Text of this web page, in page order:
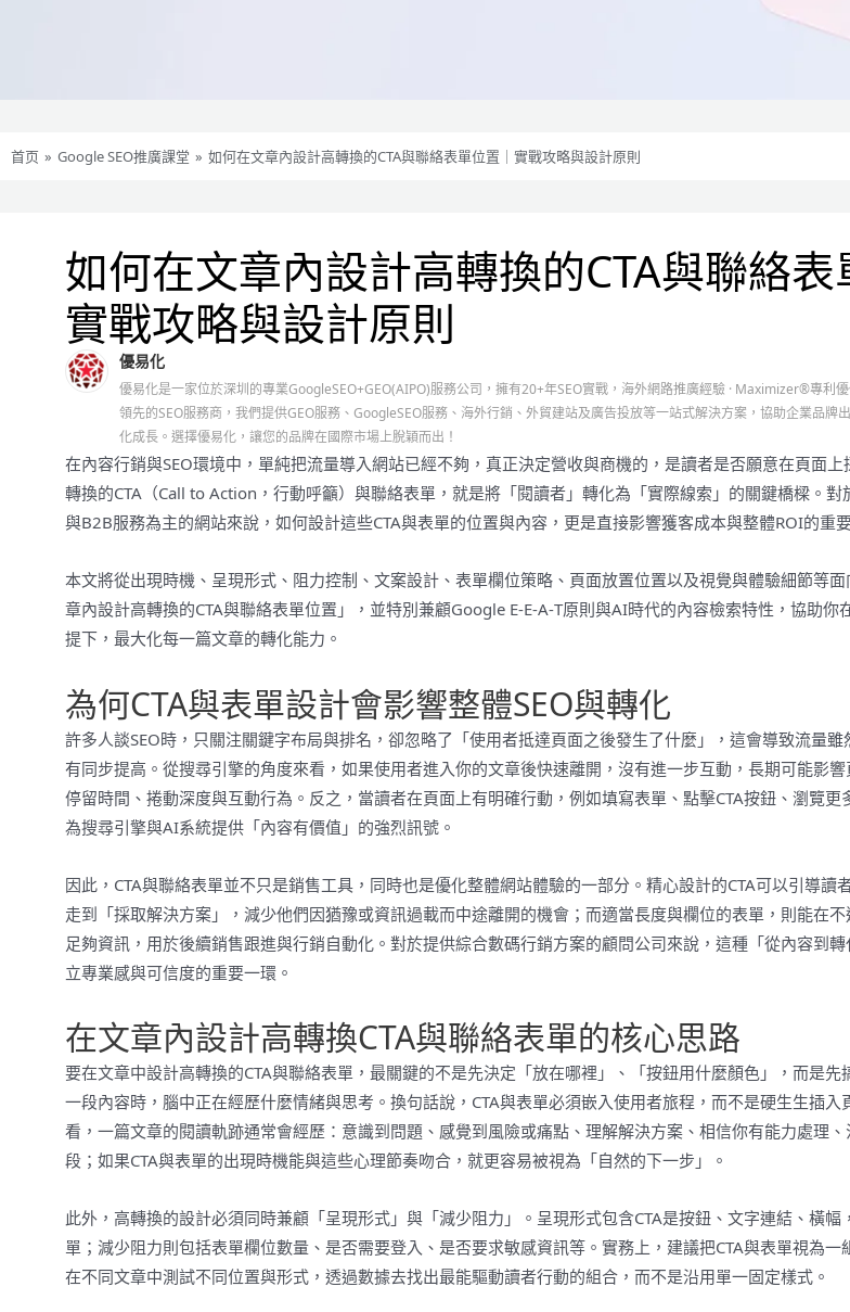
首页 » Google SEO推廣課堂 » 如何在文章內設計高轉換的CTA與聯絡表單位置｜實戰攻略與設計原則
如何在文章內設計高轉換的CTA與聯絡表
實戰攻略與設計原則
優易化
優易化是一家位於深圳的專業GoogleSEO+GEO(AIPO)服務公司，擁有20+年SEO實戰，海外網路推廣經驗 · Maximizer®專利
領先的SEO服務商，我們提供GEO服務、GoogleSEO服務、海外行銷、外貿建站及廣告投放等一站式解決方案，協助企業品牌
化成長。選擇優易化，讓您的品牌在國際市場上脫穎而出！
在內容行銷與SEO環境中，單純把流量導入網站已經不夠，真正決定營收與商機的，是讀者是否願意在頁面
轉換的CTA（Call to Action，行動呼籲）與聯絡表單，就是將「閱讀者」轉化為「實際線索」的關鍵橋樑。
與B2B服務為主的網站來說，如何設計這些CTA與表單的位置與內容，更是直接影響獲客成本與整體ROI的重
本文將從出現時機、呈現形式、阻力控制、文案設計、表單欄位策略、頁面放置位置以及視覺與體驗細節等
章內設計高轉換的CTA與聯絡表單位置」，並特別兼顧Google E‑E‑A‑T原則與AI時代的內容檢索特性，協助
提下，最大化每一篇文章的轉化能力。
為何CTA與表單設計會影響整體SEO與轉化
許多人談SEO時，只關注關鍵字布局與排名，卻忽略了「使用者抵達頁面之後發生了什麼」，這會導致流量
有同步提高。從搜尋引擎的角度來看，如果使用者進入你的文章後快速離開，沒有進一步互動，長期可能影
停留時間、捲動深度與互動行為。反之，當讀者在頁面上有明確行動，例如填寫表單、點擊CTA按鈕、瀏覽更
為搜尋引擎與AI系統提供「內容有價值」的強烈訊號。
因此，CTA與聯絡表單並不只是銷售工具，同時也是優化整體網站體驗的一部分。精心設計的CTA可以引導讀
走到「採取解決方案」，減少他們因猶豫或資訊過載而中途離開的機會；而適當長度與欄位的表單，則能在
足夠資訊，用於後續銷售跟進與行銷自動化。對於提供綜合數碼行銷方案的顧問公司來說，這種「從內容到
立專業感與可信度的重要一環。
在文章內設計高轉換CTA與聯絡表單的核心思路
要在文章中設計高轉換的CTA與聯絡表單，最關鍵的不是先決定「放在哪裡」、「按鈕用什麼顏色」，而是先
一段內容時，腦中正在經歷什麼情緒與思考。換句話說，CTA與表單必須嵌入使用者旅程，而不是硬生生插入
看，一篇文章的閱讀軌跡通常會經歷：意識到問題、感覺到風險或痛點、理解解決方案、相信你有能力處理
段；如果CTA與表單的出現時機能與這些心理節奏吻合，就更容易被視為「自然的下一步」。
此外，高轉換的設計必須同時兼顧「呈現形式」與「減少阻力」。呈現形式包含CTA是按鈕、文字連結、橫幅
單；減少阻力則包括表單欄位數量、是否需要登入、是否要求敏感資訊等。實務上，建議把CTA與表單視為一
在不同文章中測試不同位置與形式，透過數據去找出最能驅動讀者行動的組合，而不是沿用單一固定樣式。